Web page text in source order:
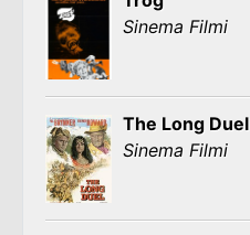
Sinema Filmi
The Long Duel
Sinema Filmi